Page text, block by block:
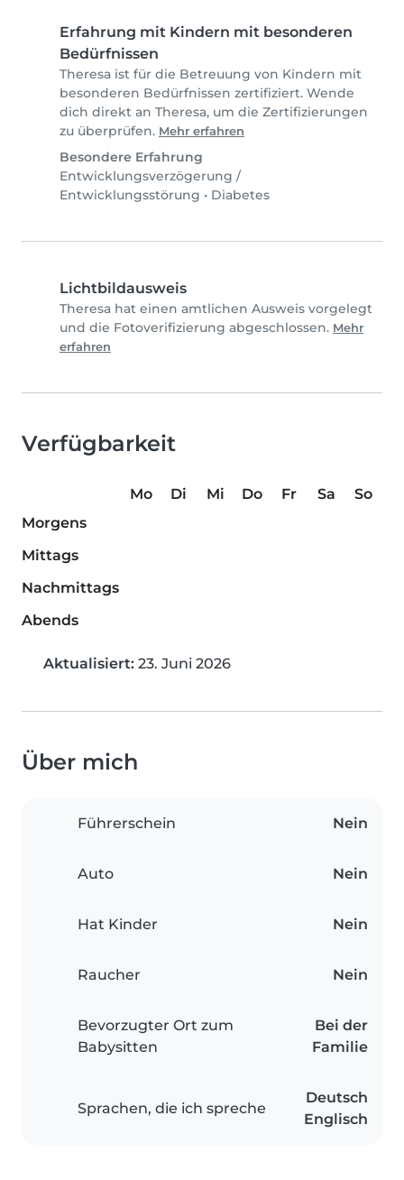
Erfahrung mit Kindern mit besonderen
Bedürfnissen
Theresa ist für die Betreuung von Kindern mit
besonderen Bedürfnissen zertifiziert. Wende
dich direkt an Theresa, um die Zertifizierungen
zu überprüfen. Mehr erfahren
Besondere Erfahrung
Entwicklungsverzögerung /
Entwicklungsstörung • Diabetes
Lichtbildausweis
Theresa hat einen amtlichen Ausweis vorgelegt
und die Fotoverifizierung abgeschlossen. Mehr
erfahren
Verfügbarkeit
Mo Di Mi Do Fr Sa
So
Morgens
Mittags
Nachmittags
Abends
Aktualisiert: 23. Juni 2026
Über mich
Führerschein Nein
Auto Nein
Hat Kinder Nein
Raucher Nein
Bevorzugter Ort zum
Babysitten
Bei der
Familie
Sprachen, die ich spreche
Deutsch
Englisch